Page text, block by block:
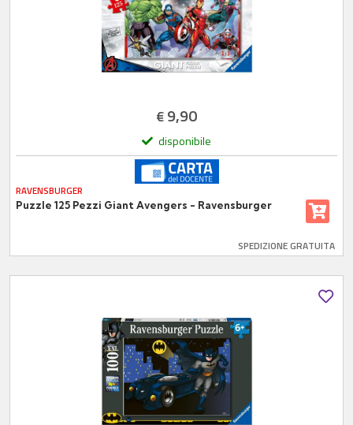
€9,90
disponibile
RAVENSBURGER
Puzzle 125 Pezzi Giant Avengers - Ravensburger
SPEDIZIONE GRATUITA